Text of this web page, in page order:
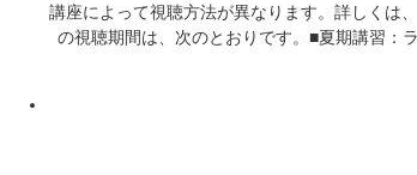
講座によって視聴方法が異なります。詳しくは
の視聴期間は、次のとおりです。■夏期講習：